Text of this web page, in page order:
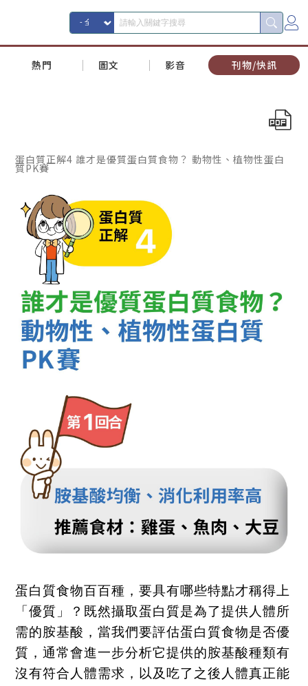
熱門 圖文 影音 刊物/快訊
蛋白質正解4 誰才是優質蛋白質食物？ 動物性、植物性蛋白
質PK賽
蛋白質食物百百種，要具有哪些特點才稱得上
「優質」？既然攝取蛋白質是為了提供人體所
需的胺基酸，當我們要評估蛋白質食物是否優
質，通常會進一步分析它提供的胺基酸種類有
沒有符合人體需求，以及吃了之後人體真正能